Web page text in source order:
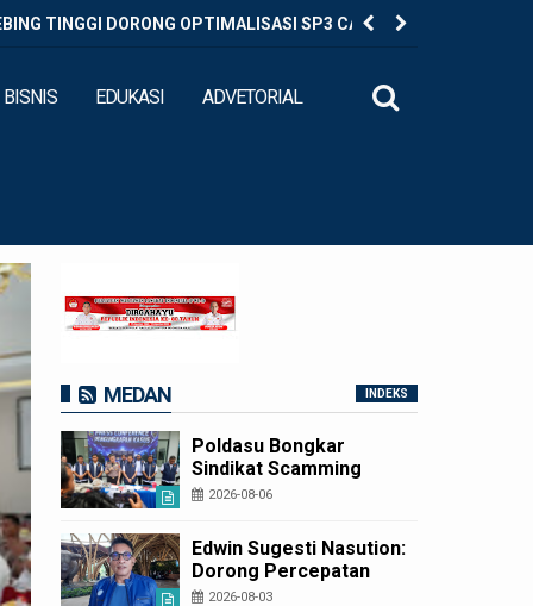
TINGGI DORONG OPTIMALISASI SP3 CATIN
BISNIS EDUKASI ADVETORIAL
MEDAN INDEKS
Poldasu Bongkar
Sindikat Scamming
Internasional di
Korban Rugi Rp6,7 Miliar
2026-08-06
Edwin Sugesti Nasution:
Dorong Percepatan
Perda PBG Guna
2026-08-03